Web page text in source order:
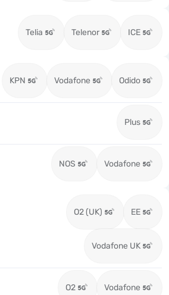
Telia Telenor ICE
KPN Vodafone Odido
Plus
NOS Vodafone
O2 (UK) EE
Vodafone UK
O2 Vodafone